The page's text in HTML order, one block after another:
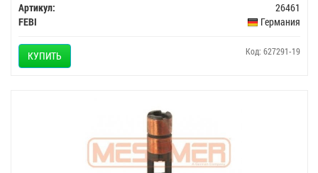
Артикул:
26461
FEBI
Германия
КУПИТЬ Код: 627291-19